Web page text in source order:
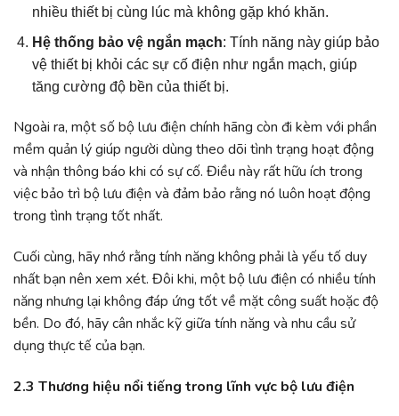
nhiều thiết bị cùng lúc mà không gặp khó khăn.
Hệ thống bảo vệ ngắn mạch: Tính năng này giúp bảo
vệ thiết bị khỏi các sự cố điện như ngắn mạch, giúp
tăng cường độ bền của thiết bị.
Ngoài ra, một số bộ lưu điện chính hãng còn đi kèm với phần
mềm quản lý giúp người dùng theo dõi tình trạng hoạt động
và nhận thông báo khi có sự cố. Điều này rất hữu ích trong
việc bảo trì bộ lưu điện và đảm bảo rằng nó luôn hoạt động
trong tình trạng tốt nhất.
Cuối cùng, hãy nhớ rằng tính năng không phải là yếu tố duy
nhất bạn nên xem xét. Đôi khi, một bộ lưu điện có nhiều tính
năng nhưng lại không đáp ứng tốt về mặt công suất hoặc độ
bền. Do đó, hãy cân nhắc kỹ giữa tính năng và nhu cầu sử
dụng thực tế của bạn.
2.3 Thương hiệu nổi tiếng trong lĩnh vực bộ lưu điện